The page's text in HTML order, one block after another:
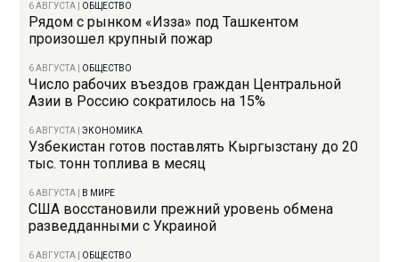
6 АВГУСТА ОБЩЕСТВО
Рядом с рынком «Изза» под Ташкентом
произошел крупный пожар
6 АВГУСТА ОБЩЕСТВО
Число рабочих въездов граждан Центральной
Азии в Россию сократилось на 15%
6 АВГУСТА |ЭКОНОМИКА
Узбекистан готов поставлять Кыргызстану до 20
тыс. тонн топлива в месяц
6 АВГУСТА В МИРЕ
США восстановили прежний уровень обмена
разведданными с Украиной
6 АВГУСТА ОБЩЕСТВО